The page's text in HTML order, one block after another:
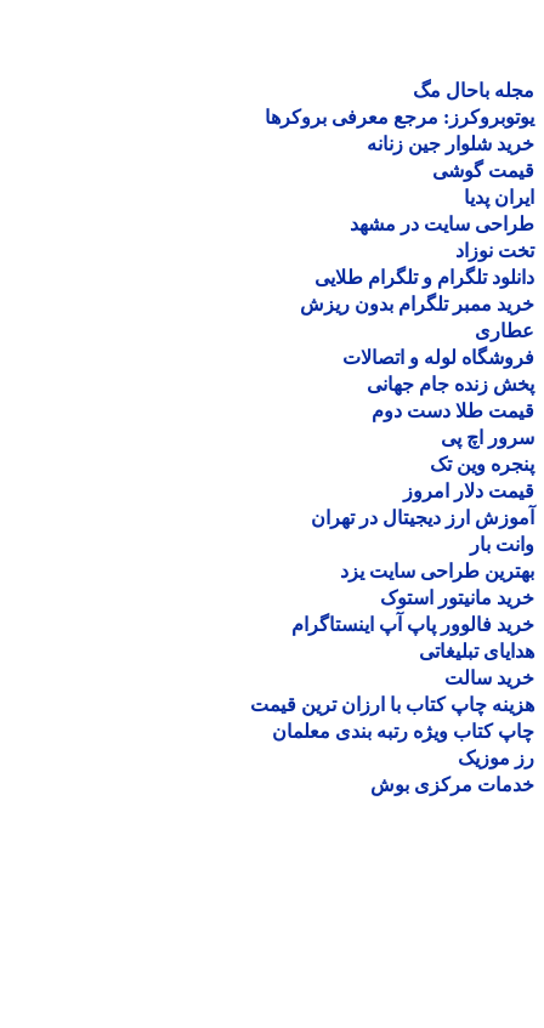
باحال مگ
مرجع معرفی بروکرها
شلوار جین زنانه
گوشی
پدیا
سایت در مشهد
نوزاد
تلگرام و تلگرام طلایی
ممبر تلگرام بدون ریزش
لوله و اتصالات
زنده جام جهانی
طلا دست دوم
اچ پی
وین تک
دلار امروز
ارز دیجیتال در تهران
بار
طراحی سایت یزد
مانیتور استوک
فالوور پاپ آپ اینستاگرام
تبلیغاتی
سالت
چاپ کتاب با ارزان ترین قیمت
کتاب ویژه رتبه بندی معلمان
موزیک
مرکزی بوش